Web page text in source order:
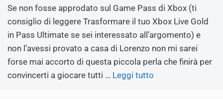
Se non fosse approdato sul Game Pass di Xbox (ti
consiglio di leggere Trasformare il tuo Xbox Live Gold
in Pass Ultimate se sei interessato all’argomento) e
non l’avessi provato a casa di Lorenzo non mi sarei
forse mai accorto di questa piccola perla che finirà per
convincerti a giocare tutti … Leggi tutto